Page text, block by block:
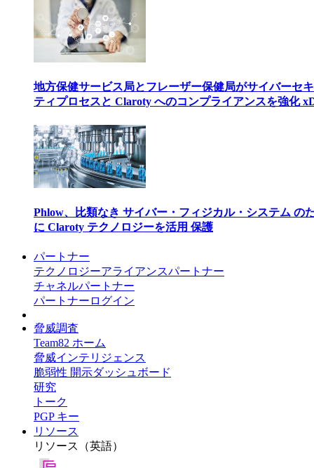
地方保健サービス局とフレーザー保健局がサイバーセ
ティプロセスと Claroty へのコンプライアンスを強化
Phlow、比類なき サイバー・フィジカル・システム の
に Claroty テクノロジーを活用 保護
パートナー
テクノロジーアライアンスパートナー
チャネルパートナー
パートナーログイン
脅威調査
Team82 ホーム
脅威インテリジェンス
脆弱性 開示ダッシュボード
研究
トーク
PGP キー
リソース
リソース（英語）